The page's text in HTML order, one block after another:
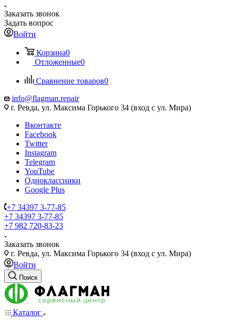
Заказать звонок
Задать вопрос
Войти
Корзина0
Отложенные0
Сравнение товаров0
info@flagman.repair
г. Ревда, ул. Максима Горького 34 (вход с ул. Мира)
Вконтакте
Facebook
Twitter
Instagram
Telegram
YouTube
Одноклассники
Google Plus
+7 34397 3-77-85
+7 34397 3-77-85
+7 982 720-83-23
Заказать звонок
г. Ревда, ул. Максима Горького 34 (вход с ул. Мира)
Войти
Поиск
Каталог